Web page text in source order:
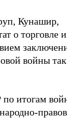
Кунашир,
о торговле и
войны
итогам